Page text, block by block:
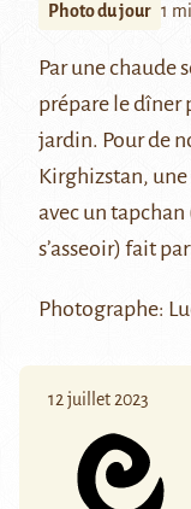
Photo du jour 1
Par une chaude
prépare le dîner
jardin. Pour de
Kirghizstan,
avec un
s’asseoir) fait
Photographe:
12 juillet 2023